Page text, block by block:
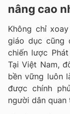
nâng cao
Không chỉ
giáo dục cũng
chiến lược
Tại Việt Nam,
bền vững luôn
được chính
người dân quan